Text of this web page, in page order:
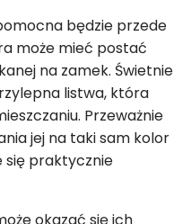
będzie przede
może mieć postać
na zamek. Świetnie
listwa, która
Przeważnie
jej na taki sam kolor
się praktycznie
okazać się ich